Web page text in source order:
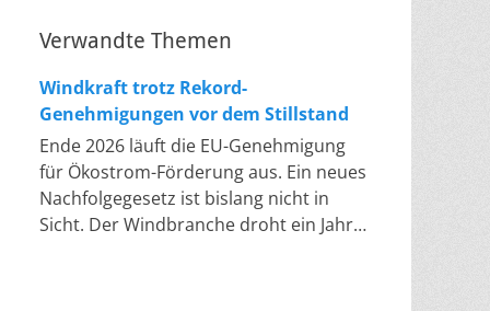
Verwandte Themen
Windkraft trotz Rekord-
Genehmigungen vor dem Stillstand
Ende 2026 läuft die EU-Genehmigung
für Ökostrom-Förderung aus. Ein neues
Nachfolgegesetz ist bislang nicht in
Sicht. Der Windbranche droht ein Jahr,